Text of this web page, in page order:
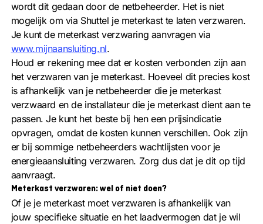
wordt dit gedaan door de netbeheerder. Het is niet
mogelijk om via Shuttel je meterkast te laten verzwaren.
Je kunt de meterkast verzwaring aanvragen via
www.mijnaansluiting.nl.
Houd er rekening mee dat er kosten verbonden zijn aan
het verzwaren van je meterkast. Hoeveel dit precies kost
is afhankelijk van je netbeheerder die je meterkast
verzwaard en de installateur die je meterkast dient aan te
passen. Je kunt het beste bij hen een prijsindicatie
opvragen, omdat de kosten kunnen verschillen. Ook zijn
er bij sommige netbeheerders wachtlijsten voor je
energieaansluiting verzwaren. Zorg dus dat je dit op tijd
aanvraagt.
Meterkast verzwaren: wel of niet doen?
Of je je meterkast moet verzwaren is afhankelijk van
jouw specifieke situatie en het laadvermogen dat je wil